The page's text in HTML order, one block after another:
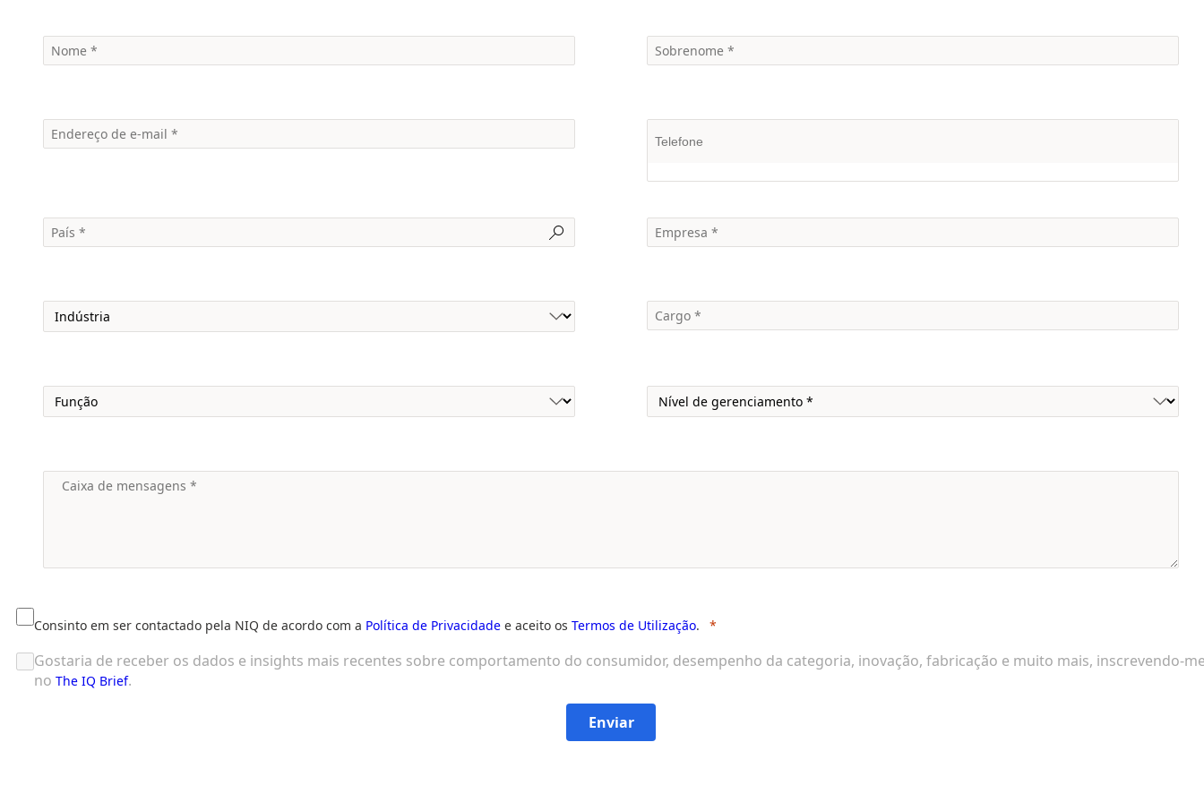
Consinto em ser contactado pela NIQ de acordo com a Política de Privacidade e aceito os Termos de Utilização.
Gostaria de receber os dados e insights mais recentes sobre comportamento do consumidor, desempenho da categoria, inovação, fabricação e muito mais, inscrevendo-
no The IQ Brief.
Enviar